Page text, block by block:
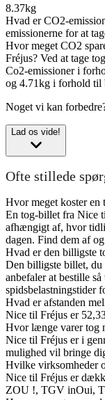
8.37kg
Hvad er CO2-
emissionerne for at
Hvor meget CO2
Fréjus? Ved at tage
Co2-emissioner i
og 4.71kg i forhold til
Noget vi kan
Lad os vide!
Ofte stillede
Hvor meget koster
En tog-billet fra Nice
afhængigt af, hvor
dagen. Find dem af
Hvad er den billigste
Den billigste billet,
anbefaler at bestille
spidsbelastningstider
Hvad er afstanden
Nice til Fréjus er
Hvor længe varer tog
Nice til Fréjus er i
mulighed vil bringe
Hvilke virksomheder
Nice til Fréjus er
ZOU !, TGV inOui,